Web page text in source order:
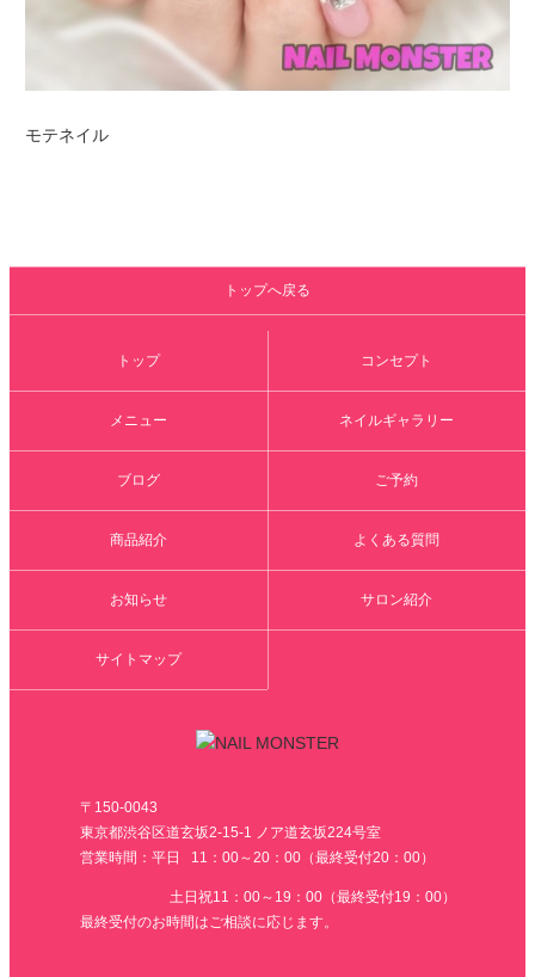
モテネイル
トップへ戻る
トップ コンセプト
メニュー ネイルギャラリー
ブログ ご予約
商品紹介 よくある質問
お知らせ サロン紹介
サイトマップ
〒150-0043
東京都渋谷区道玄坂2-15-1 ノア道玄坂224号室
営業時間：平日 11：00～20：00（最終受付20：00）
土日祝11：00～19：00（最終受付19：00）
最終受付のお時間はご相談に応じます。